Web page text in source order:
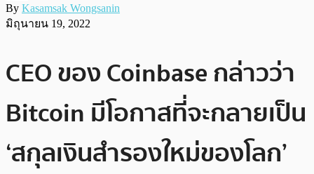
By Kasamsak Wongsanin
มิถุนายน 19, 2022
CEO ของ Coinbase กล่าวว่า
Bitcoin มีโอกาสที่จะกลายเป็น
‘สกุลเงินสำรองใหม่ของโลก’